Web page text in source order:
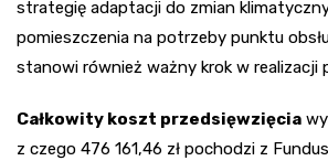
strategię adaptacji do zmian
pomieszczenia na potrzeby punktu
stanowi również ważny krok w realizacji
Całkowity koszt przedsięwzięcia
z czego 476 161,46 zł pochodzi z